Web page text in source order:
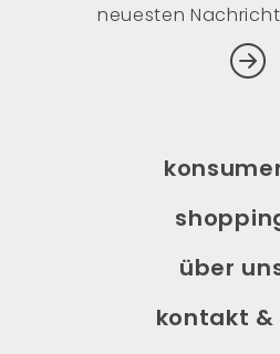
neuesten
über
kontakt &